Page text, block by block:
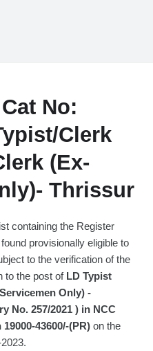
No:
Clerk
(Ex-
Thrissur
containing the Register
provisionally eligible to
to the verification of the
to the post ofLD Typist
Only) -
No. 257/2021 ) in NCC
43600/-(PR) on the